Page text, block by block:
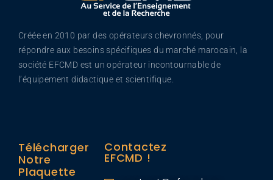
Créée en 2010 par des opérateurs chevronnés, pour
répondre aux besoins spécifiques du marché marocain, la
société EFCMD est un opérateur incontournable de
l’équipement didactique et scientifique.
Télécharger
Notre
Plaquette
Contactez
EFCMD !